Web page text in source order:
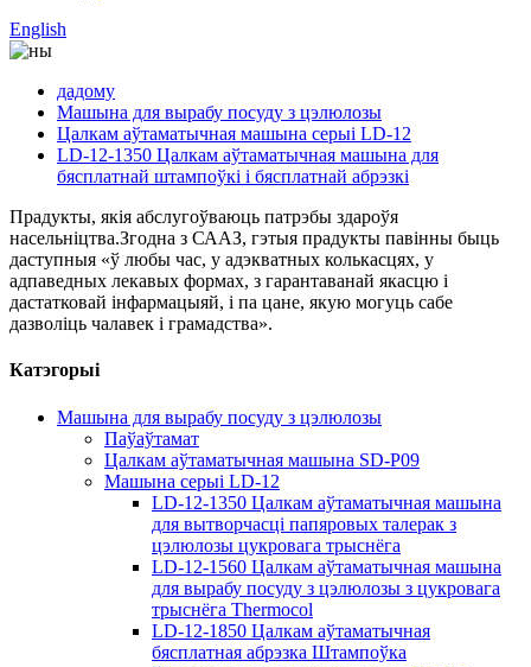
English
дадому
Машына для вырабу посуду з цэлюлозы
Цалкам аўтаматычная машына серыі LD-12
LD-12-1350 Цалкам аўтаматычная машына для
бясплатнай штампоўкі і бясплатнай абрэзкі
Прадукты, якія абслугоўваюць патрэбы здароўя
насельніцтва.Згодна з СААЗ, гэтыя прадукты павінны быць
даступныя «ў любы час, у адэкватных колькасцях, у
адпаведных лекавых формах, з гарантаванай якасцю і
дастатковай інфармацыяй, і па цане, якую могуць сабе
дазволіць чалавек і грамадства».
Катэгорыі
Машына для вырабу посуду з цэлюлозы
Паўаўтамат
Цалкам аўтаматычная машына SD-P09
Машына серыі LD-12
LD-12-1350 Цалкам аўтаматычная машына
для вытворчасці папяровых талерак з
цэлюлозы цукровага трыснёга
LD-12-1560 Цалкам аўтаматычная машына
для вырабу посуду з цэлюлозы з цукровага
трыснёга Thermocol
LD-12-1850 Цалкам аўтаматычная
бясплатная абрэзка Штампоўка